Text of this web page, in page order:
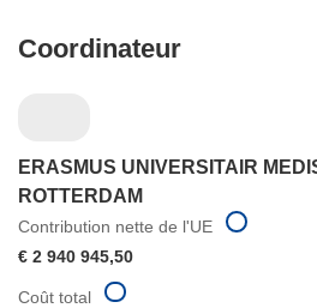
Coordinateur
ERASMUS UNIVERSITAIR
ROTTERDAM
Contribution nette de l'UE
€ 2 940 945,50
Coût total